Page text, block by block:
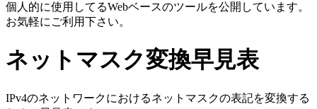
個人的に使用してるWebベースのツールを公開しています。
お気軽にご利用下さい。
ネットマスク変換早見表
IPv4のネットワークにおけるネットマスクの表記を変換する